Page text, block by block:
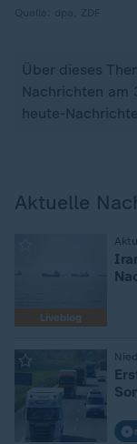
Über dieses
Nachrichten
heute-
Aktuelle
Liveblog
: